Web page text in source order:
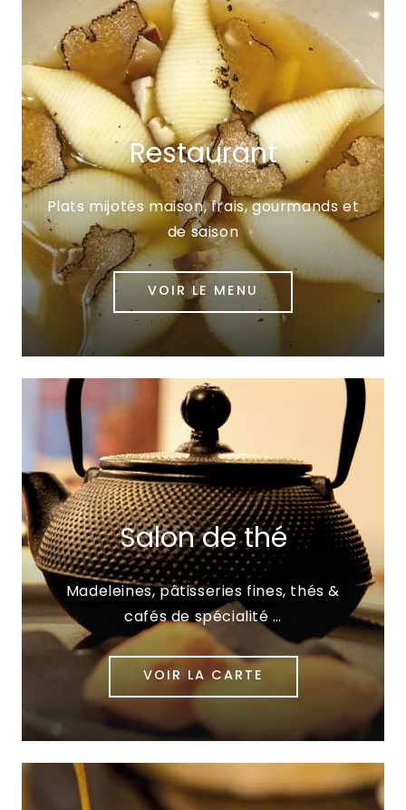
Restaurant
Plats mijotés maison, frais, gourmands et
de saison
VOIR LE MENU
Salon de thé
Madeleines, pâtisseries fines, thés &
cafés de spécialité …
VOIR LA CARTE